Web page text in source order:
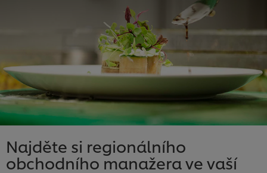
Najděte si regionálního
obchodního manažera ve vaší